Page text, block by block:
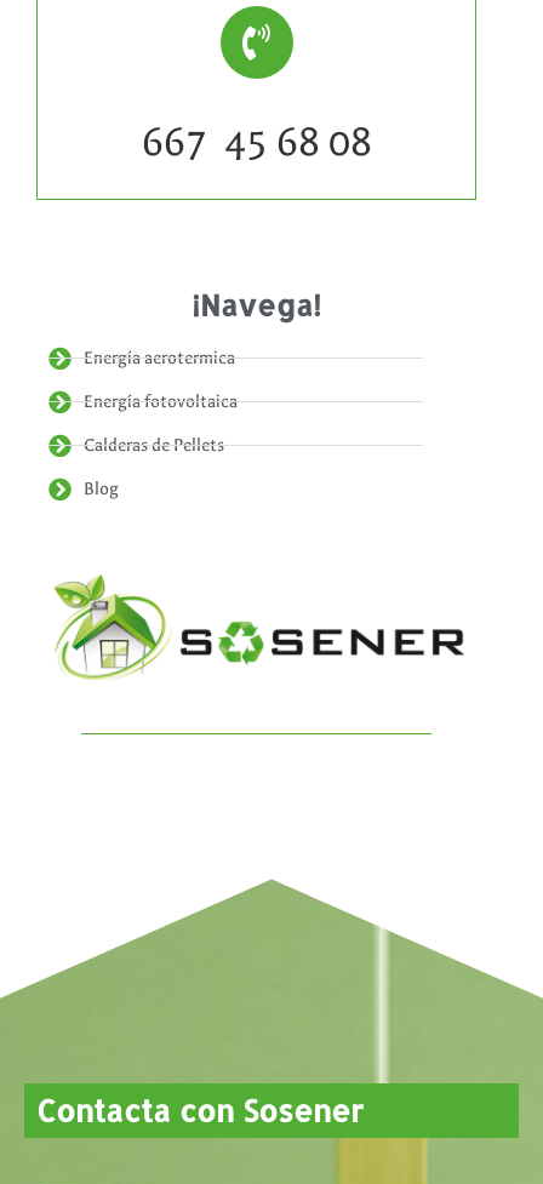
667 45 68 08
¡Navega!
Energía aerotermica
Energía fotovoltaica
Calderas de Pellets
Blog
Contacta con Sosener